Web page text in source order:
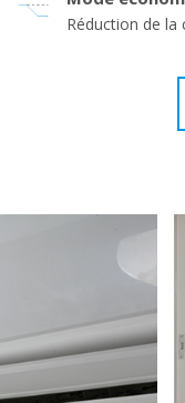
Réduction de